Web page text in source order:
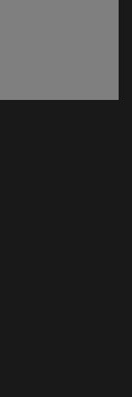
ventana)
ventana)